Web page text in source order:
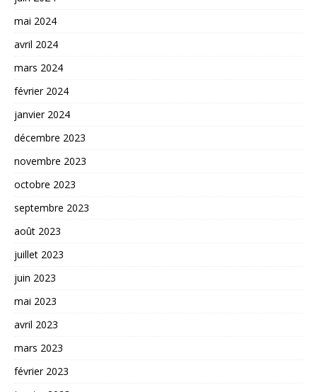
mai 2024
avril 2024
mars 2024
février 2024
janvier 2024
décembre 2023
novembre 2023
octobre 2023
septembre 2023
août 2023
juillet 2023
juin 2023
mai 2023
avril 2023
mars 2023
février 2023